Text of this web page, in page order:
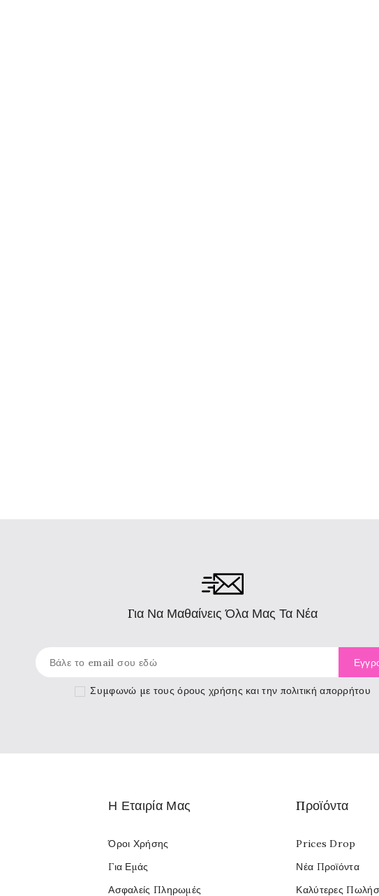
Για Να Μαθαίνεις Όλα Μας Τα Νέα
Συμφωνώ με τουςόρους χρήσης και την πολιτική απορρήτου
Προϊόντα
Prices Drop
Νέα Προϊόντα
Καλύτερες
Η Εταιρία Μας
Όροι Χρήσης
Για Εμάς
Ασφαλείς Πληρωμές